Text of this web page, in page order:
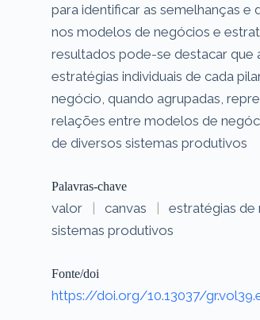
para identificar as semelhanças e
nos modelos de negócios e
resultados pode-se destacar que
estratégias individuais de cada
negócio, quando agrupadas,
relações entre modelos de
de diversos sistemas produtivos
Palavras-chave
valor | canvas | estratégias de
sistemas produtivos
Fonte/doi
https://doi.org/10.13037/